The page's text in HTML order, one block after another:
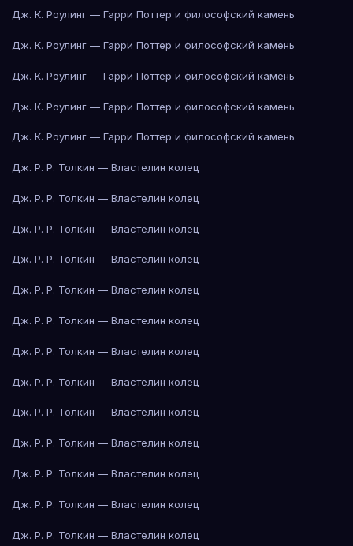
Дж. К. Роулинг — Гарри Поттер и философский камень
Дж. К. Роулинг — Гарри Поттер и философский камень
Дж. К. Роулинг — Гарри Поттер и философский камень
Дж. К. Роулинг — Гарри Поттер и философский камень
Дж. К. Роулинг — Гарри Поттер и философский камень
Дж. Р. Р. Толкин — Властелин колец
Дж. Р. Р. Толкин — Властелин колец
Дж. Р. Р. Толкин — Властелин колец
Дж. Р. Р. Толкин — Властелин колец
Дж. Р. Р. Толкин — Властелин колец
Дж. Р. Р. Толкин — Властелин колец
Дж. Р. Р. Толкин — Властелин колец
Дж. Р. Р. Толкин — Властелин колец
Дж. Р. Р. Толкин — Властелин колец
Дж. Р. Р. Толкин — Властелин колец
Дж. Р. Р. Толкин — Властелин колец
Дж. Р. Р. Толкин — Властелин колец
Дж. Р. Р. Толкин — Властелин колец